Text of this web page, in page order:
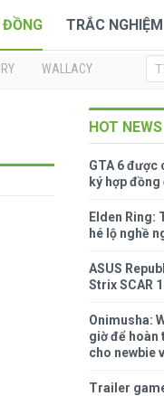
ĐỒNG TRẮC NGHIỆM
WALLACY
HOT NEWS
GTA 6 được
ký hợp
Elden Ring:
hé lộ nghề
ASUS
Strix SCAR
Onimusha:
giờ để hoàn
cho newbie
Trailer